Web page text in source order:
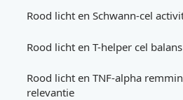
Rood licht en Schwann-cel
Rood licht en T-helper cel
Rood licht en TNF-alpha
relevantie